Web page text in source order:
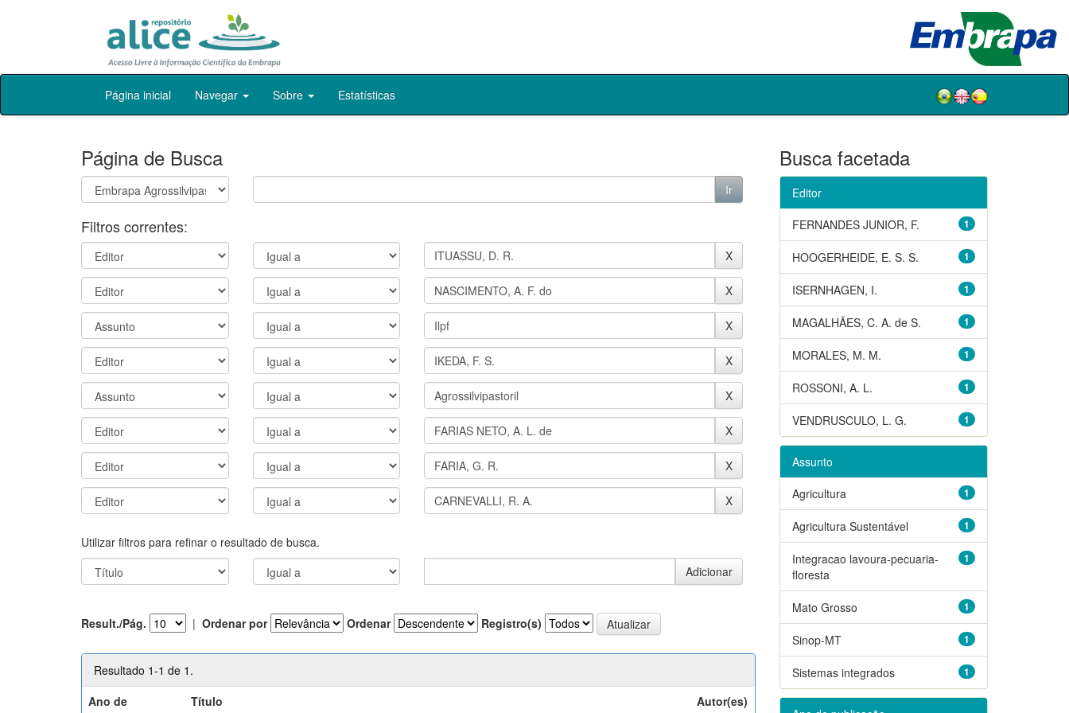
Skip
Página inicial Navegar Sobre Estatísticas
Página de Busca
Filtros correntes:
Utilizar filtros para refinar o resultado de busca.
Result./Pág. | Ordenar por Ordenar Registro(s)
Resultado 1-1 de 1.
Ano de
Título Autor(es)
Busca facetada
Editor
1
FERNANDES JUNIOR, F.
1
HOOGERHEIDE, E. S. S.
1
ISERNHAGEN, I.
1
MAGALHÃES, C. A. de S.
1
MORALES, M. M.
1
ROSSONI, A. L.
1
VENDRUSCULO, L. G.
Assunto
1
Agricultura
1
Agricultura Sustentável
1
Integracao lavoura-pecuaria-
floresta
1
Mato Grosso
1
Sinop-MT
1
Sistemas integrados